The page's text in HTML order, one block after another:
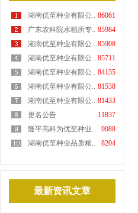
86061
湖南优至种业有限公..
85984
广东农科院水稻所专..
85908
湖南优至种业有限公..
85711
湖南优至种业有限公..
84135
湖南优至种业有限公..
81538
湖南优至种业有限公..
81433
湖南优至种业有限公..
11837
更名公告
9088
隆平高科为优至种业..
8204
湖南优至种业品质粮..
最新资讯文章